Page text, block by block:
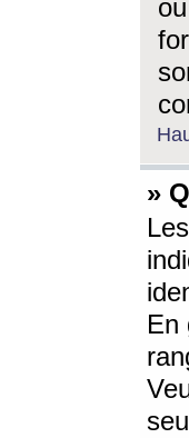
»
En